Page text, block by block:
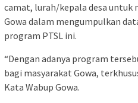
camat, lurah/kepala desa
Gowa dalam mengumpulkan
program PTSL ini.
“Dengan adanya program
bagi masyarakat Gowa,
Kata Wabup Gowa.